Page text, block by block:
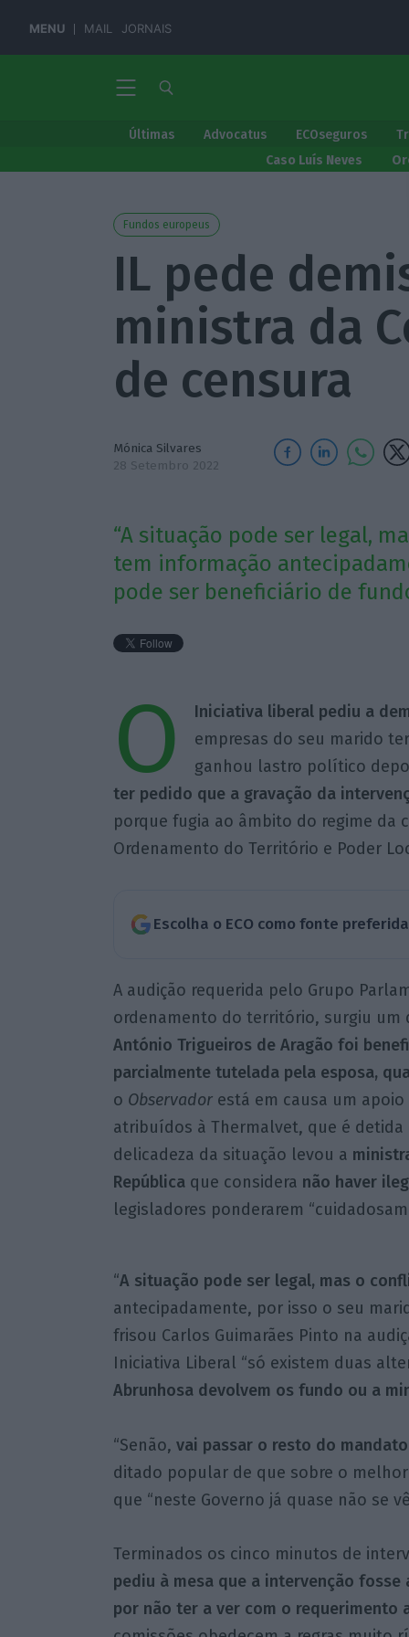
MENU MAIL JORNAIS
Últimas Advocatus ECOseguros
Caso Luís Neves
Fundos europeus
IL pede
ministra da
de censura
Mónica Silvares
28 Setembro 2022
“A situação pode ser legal,
tem informação
pode ser beneficiário de
O Iniciativa liberal pediu a
empresas do seu marido
ganhou lastro político
ter pedido que a gravação da
porque fugia ao âmbito do regime da
Ordenamento do Território e Poder
Escolha o ECO como fonte
A audição requerida pelo Grupo
ordenamento do território, surgiu um
António Trigueiros de Aragão foi
parcialmente tutelada pela esposa,
o Observadorestá em causa um apoio
atribuídos à Thermalvet, que é detida
delicadeza da situação levou a
Repúblicaque considera não haver
legisladores ponderarem
“A situação pode ser legal, mas o
antecipadamente, por isso o seu
frisou Carlos Guimarães Pinto na
Iniciativa Liberal “só existem duas
Abrunhosa devolvem os fundo ou a
“Senão, vai passar o resto do
ditado popular de que sobre o
que “neste Governo já quase não se
Terminados os cinco minutos de
pediu à mesa que a intervenção
por não ter a ver com o requerimento